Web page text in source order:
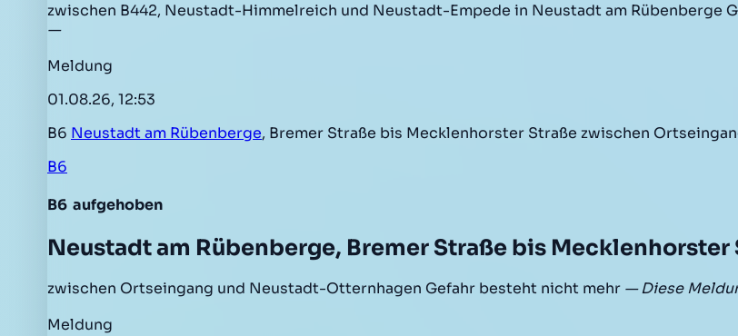
zwischen B442, Neustadt-Himmelreich und Neustadt-Empede in Neustadt am Rübenberge
—
Meldung
01.08.26, 12:53
B6 Neustadt am Rübenberge, Bremer Straße bis Mecklenhorster Straße zwischen
B6
B6 aufgehoben
Neustadt am Rübenberge, Bremer Straße bis Mecklenhorster
zwischen Ortseingang und Neustadt-Otternhagen Gefahr besteht nicht mehr — Diese
Meldung